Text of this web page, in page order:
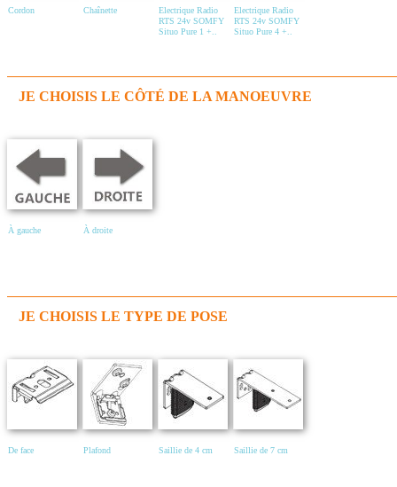
Cordon Chaînette
Electrique Radio
RTS 24v SOMFY
Situo Pure 1 +..
Electrique Radio
RTS 24v SOMFY
Situo Pure 4 +..
JE CHOISIS LE CÔTÉ DE LA MANOEUVRE
À gauche À droite
JE CHOISIS LE TYPE DE POSE
De face Plafond Saillie de 4 cm Saillie de 7 cm